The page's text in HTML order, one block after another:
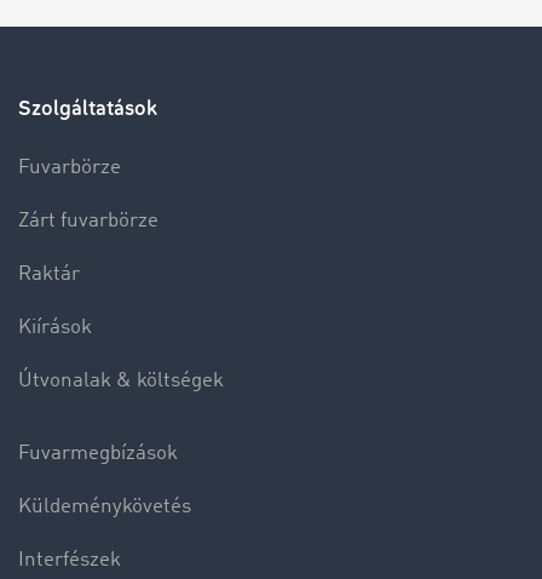
Szolgáltatások
Fuvarbörze
Zárt fuvarbörze
Raktár
Kiírások
Útvonalak & költségek
Fuvarmegbízások
Küldeménykövetés
Interfészek